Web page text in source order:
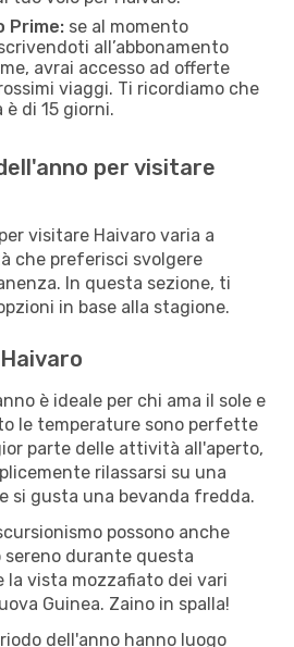
Prime: se al momento
all’abbonamento
avrai accesso ad offerte
viaggi. Ti ricordiamo che
di 15 giorni.
per visitare
visitare Haivaro varia a
che preferisci svolgere
In questa sezione, ti
in base alla stagione.
è ideale per chi ama il sole e
le temperature sono perfette
parte delle attività all'aperto,
rilassarsi su una
si gusta una bevanda fredda.
possono anche
durante questa
la vista mozzafiato dei vari
Guinea. Zaino in spalla!
dell'anno hanno luogo